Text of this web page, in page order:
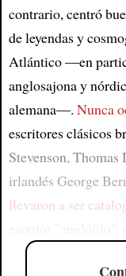
contrario, centró
de leyendas y
Atlántico —en
anglosajona y
alemana—. Nunca
escritores clásicos
Stevenson,
irlandés George
llevaron a ser